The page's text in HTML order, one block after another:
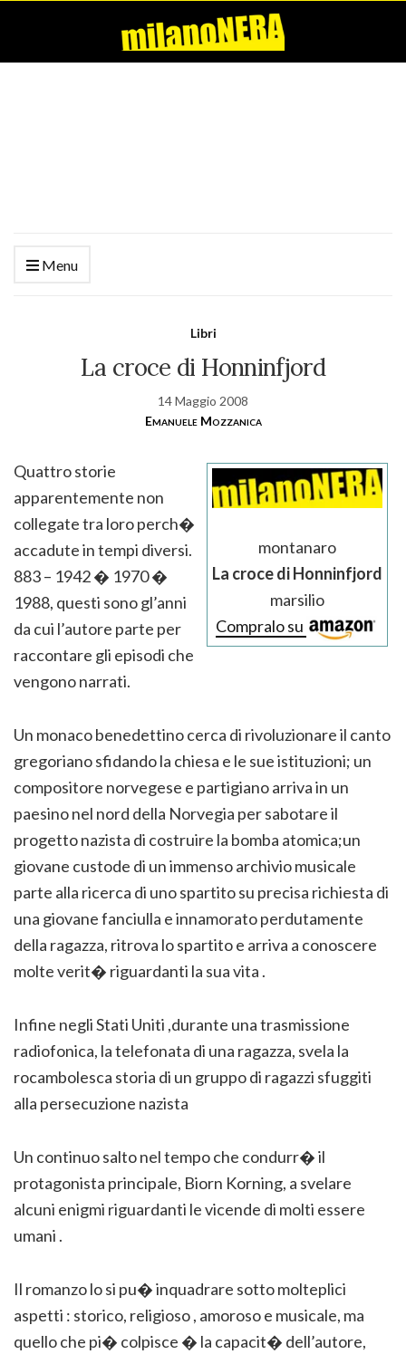
Menu
Libri
La croce di Honninfjord
14 Maggio 2008
Emanuele Mozzanica
montanaro
La croce di Honninfjord
marsilio
Compralo su
Quattro storie
apparentemente non
collegate tra loro perch�
accadute in tempi diversi.
883 – 1942 � 1970 �
1988, questi sono gl’anni
da cui l’autore parte per
raccontare gli episodi che
vengono narrati.
Un monaco benedettino cerca di rivoluzionare il canto
gregoriano sfidando la chiesa e le sue istituzioni; un
compositore norvegese e partigiano arriva in un
paesino nel nord della Norvegia per sabotare il
progetto nazista di costruire la bomba atomica;un
giovane custode di un immenso archivio musicale
parte alla ricerca di uno spartito su precisa richiesta di
una giovane fanciulla e innamorato perdutamente
della ragazza, ritrova lo spartito e arriva a conoscere
molte verit� riguardanti la sua vita .
Infine negli Stati Uniti ,durante una trasmissione
radiofonica, la telefonata di una ragazza, svela la
rocambolesca storia di un gruppo di ragazzi sfuggiti
alla persecuzione nazista
Un continuo salto nel tempo che condurr� il
protagonista principale, Biorn Korning, a svelare
alcuni enigmi riguardanti le vicende di molti essere
umani .
Il romanzo lo si pu� inquadrare sotto molteplici
aspetti : storico, religioso , amoroso e musicale, ma
quello che pi� colpisce � la capacit� dell’autore,